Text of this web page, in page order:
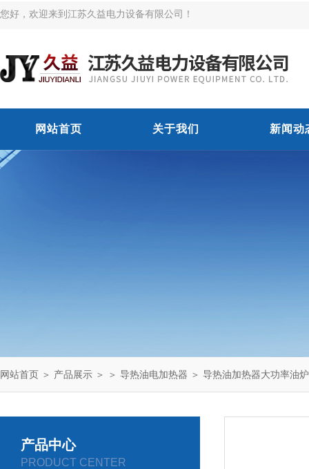
您好，欢迎来到江苏久益电力设备有限公司！
网站首页 关于我们 新闻动
网站首页 ＞ 产品展示 ＞ ＞ 导热油电加热器 ＞ 导热油加热器大功率油炉
产品中心
PRODUCT CENTER